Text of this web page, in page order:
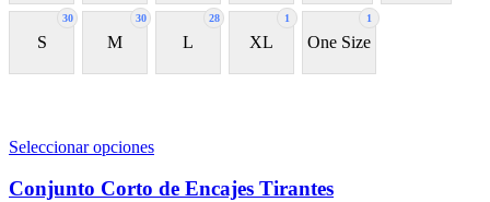
30
S
30
M
28
L
1
XL
1
One Size
Seleccionar opcionesEste
tiene
Conjunto Corto de Encajes Tirantes